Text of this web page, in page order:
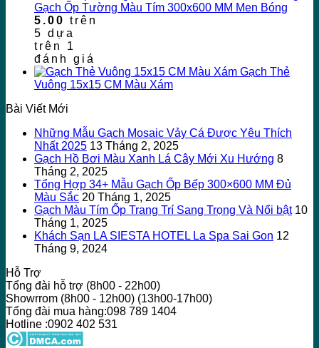
Gạch Ốp Tường Màu Tím 300x600 MM Men Bóng
5.00 trên
5 dựa
trên 1
đánh giá
Gạch Thẻ
Vuông 15x15 CM Màu Xám
Bài Viết Mới
Những Mẫu Gạch Mosaic Vảy Cá Được Yêu Thích
Nhất 2025 13 Tháng 2, 2025
Gạch Hồ Bơi Màu Xanh Lá Cây Mới Xu Hướng 8
Tháng 2, 2025
Tổng Hợp 34+ Mẫu Gạch Ốp Bếp 300×600 MM Đủ
Màu Sắc 20 Tháng 1, 2025
Gạch Màu Tím Ốp Trang Trí Sang Trọng Và Nổi bật 10
Tháng 1, 2025
Khách Sạn LA SIESTA HOTEL La Spa Sai Gon 12
Tháng 9, 2024
Hỗ Trợ
Tổng đài hỗ trợ (8h00 - 22h00)
Showrrom (8h00 - 12h00) (13h00-17h00)
Tổng đài mua hàng:098 789 1404
Hotline :0902 402 531